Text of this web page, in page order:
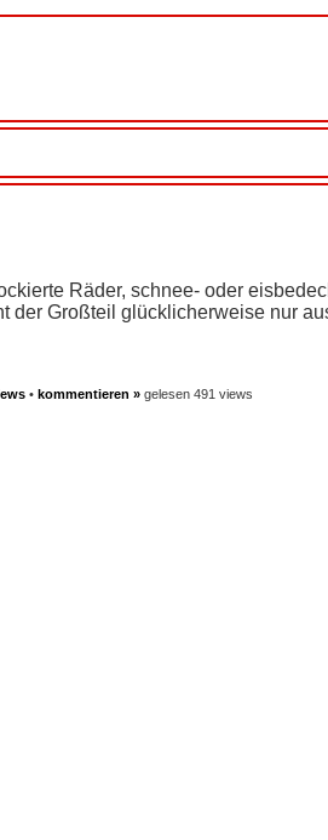
Räder, schnee- oder
der Großteil glücklicherweise nur
• kommentieren » gelesen 491 views